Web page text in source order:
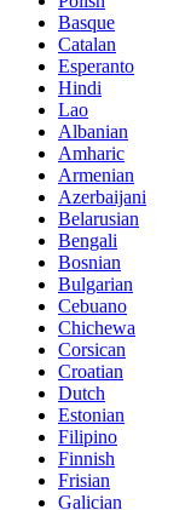
Basque
Catalan
Esperanto
Hindi
Lao
Albanian
Amharic
Armenian
Azerbaijani
Belarusian
Bengali
Bosnian
Bulgarian
Cebuano
Chichewa
Corsican
Croatian
Dutch
Estonian
Filipino
Finnish
Frisian
Galician